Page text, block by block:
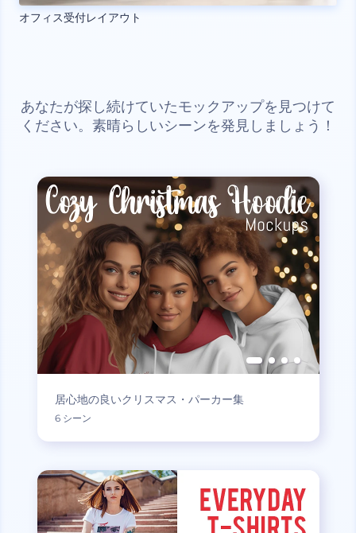
オフィス受付レイアウト
あなたが探し続けていたモックアップを見つけて
ください。素晴らしいシーンを発見しましょう！
居心地の良いクリスマス・パーカー集
6 シーン